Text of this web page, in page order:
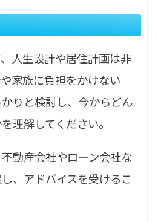
人生設計や居住計画は非
家族に負担をかけない
かりと検討し、今からどん
理解してください。
動産会社やローン会社な
、アドバイスを受けるこ